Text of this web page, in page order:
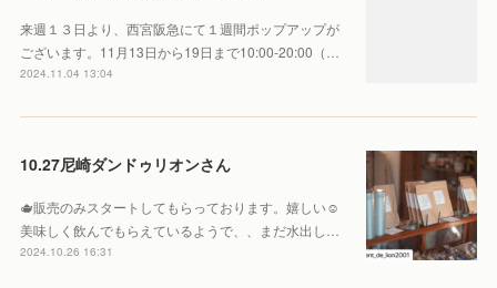
来週１３日より、西宮阪急にて１週間ポップアップが
ございます。11月13日から19日まで10:00-20:00（…
2024.11.04 13:04
10.27尼崎ダンドゥリオンさん
🫖販売のみスタートしてもらっております。嬉しい☺️
美味しく飲んでもらえているようで、、まだ水出し…
2024.10.26 16:31